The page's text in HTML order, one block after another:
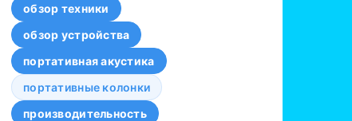
обзор техники
обзор устройства
портативная акустика
портативные колонки
производительность